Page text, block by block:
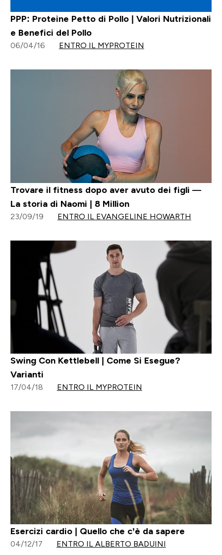
PPP: Proteine Petto di Pollo | Valori Nutrizionali
e Benefici del Pollo
06/04/16 ENTRO IL MYPROTEIN
Trovare il fitness dopo aver avuto dei figli —
La storia di Naomi | 8 Million
23/09/19 ENTRO IL EVANGELINE HOWARTH
Swing Con Kettlebell | Come Si Esegue?
Varianti
17/04/18 ENTRO IL MYPROTEIN
Esercizi cardio | Quello che c’è da sapere
04/12/17 ENTRO IL ALBERTO BADUINI